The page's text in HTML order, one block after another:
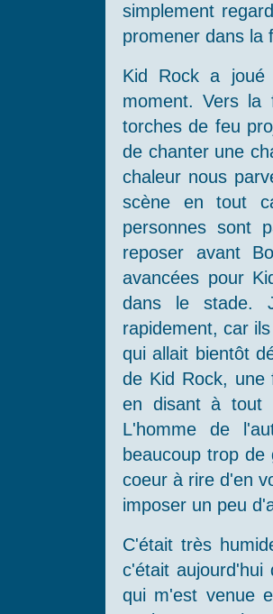
simplement
promener dans la
Kid Rock a joué
moment. Vers
torches de feu
de chanter une
chaleur nous
scène en tout
personnes sont
reposer avant
avancées pour
dans le stade.
rapidement, car
qui allait bientôt
de Kid Rock,
en disant à tout
L'homme de
beaucoup trop
coeur à rire d'en
imposer un peu
C'était très
c'était
qui m'est venue